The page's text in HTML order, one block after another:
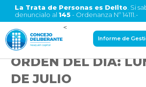
La Trata de Personas es Delito . Si
denuncialo al 145- Ordenanza Nº 14111.-
<
Informe de
ORDEN DEL DÍA:
DE JULIO